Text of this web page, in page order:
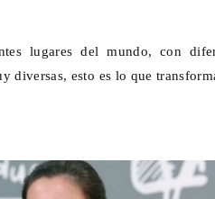
lugares del mundo, con
esto es lo que